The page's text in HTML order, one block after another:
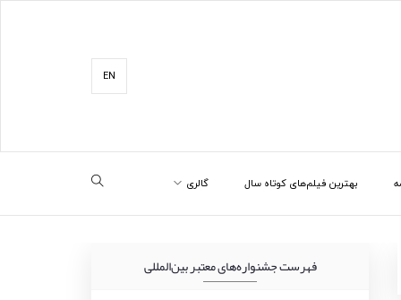
EN
بهترین فیلم‌های کوتاه سال گالری
فهرست جشنواره‌های معتبر بین‌المللی